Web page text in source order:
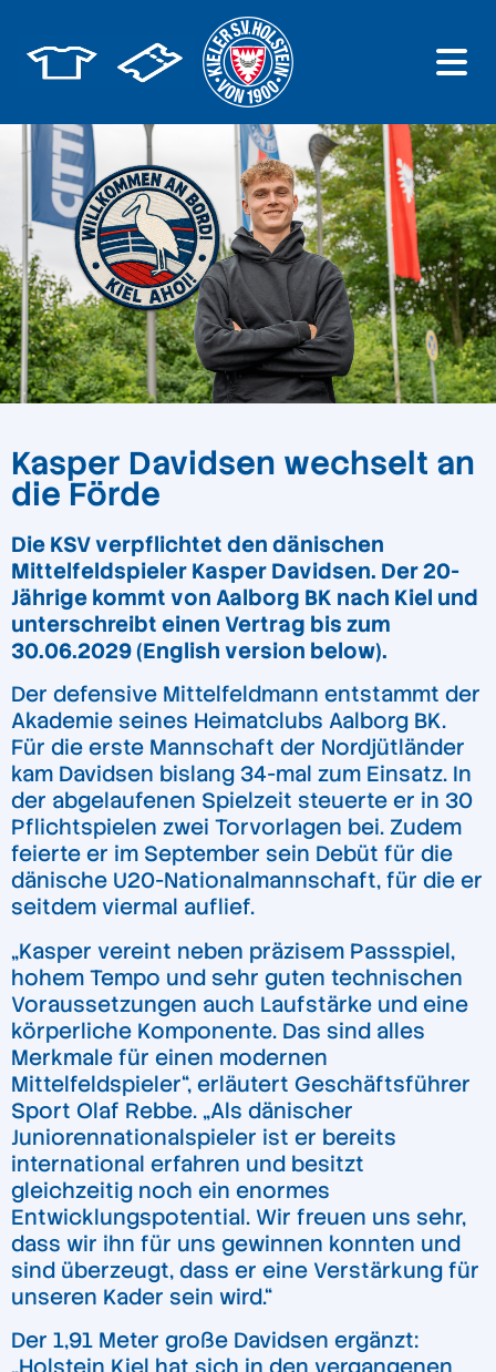
Kasper Davidsen wechselt an
die Förde
Die KSV verpflichtet den dänischen
Mittelfeldspieler Kasper Davidsen. Der 20-
Jährige kommt von Aalborg BK nach Kiel und
unterschreibt einen Vertrag bis zum
30.06.2029 (English version below).
Der defensive Mittelfeldmann entstammt der
Akademie seines Heimatclubs Aalborg BK.
Für die erste Mannschaft der Nordjütländer
kam Davidsen bislang 34-mal zum Einsatz. In
der abgelaufenen Spielzeit steuerte er in 30
Pflichtspielen zwei Torvorlagen bei. Zudem
feierte er im September sein Debüt für die
dänische U20-Nationalmannschaft, für die er
seitdem viermal auflief.
„Kasper vereint neben präzisem Passspiel,
hohem Tempo und sehr guten technischen
Voraussetzungen auch Laufstärke und eine
körperliche Komponente. Das sind alles
Merkmale für einen modernen
Mittelfeldspieler“, erläutert Geschäftsführer
Sport Olaf Rebbe. „Als dänischer
Juniorennationalspieler ist er bereits
international erfahren und besitzt
gleichzeitig noch ein enormes
Entwicklungspotential. Wir freuen uns sehr,
dass wir ihn für uns gewinnen konnten und
sind überzeugt, dass er eine Verstärkung für
unseren Kader sein wird.“
Der 1,91 Meter große Davidsen ergänzt: